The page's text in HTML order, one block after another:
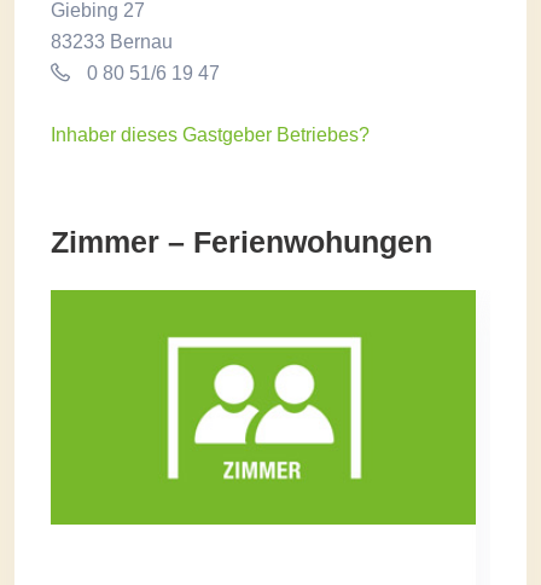
Giebing 27
83233 Bernau
0 80 51/6 19 47
Inhaber dieses Gastgeber Betriebes?
Zimmer – Ferienwohungen